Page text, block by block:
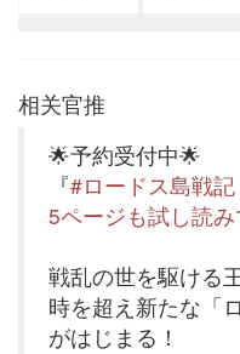
相关官推
🌟予約受付中🌟
『#ロードス島戦記
5ページも試し読
戦乱の世を駆ける
時を超え新たな「
がはじまる！